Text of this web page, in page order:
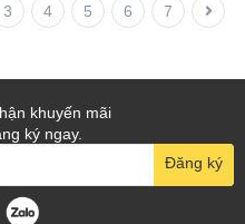
3 4 5 6 7
khuyến mãi
ký ngay.
Đăng ký